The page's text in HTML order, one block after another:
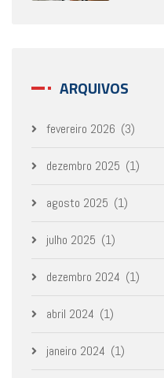
ARQUIVOS
fevereiro 2026 (3)
dezembro 2025 (1)
agosto 2025 (1)
julho 2025 (1)
dezembro 2024 (1)
abril 2024 (1)
janeiro 2024 (1)